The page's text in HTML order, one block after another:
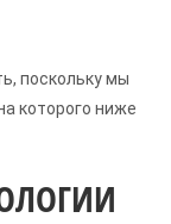
поскольку мы
которого ниже